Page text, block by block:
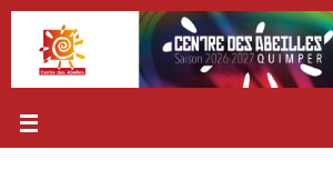
Passer
contenu